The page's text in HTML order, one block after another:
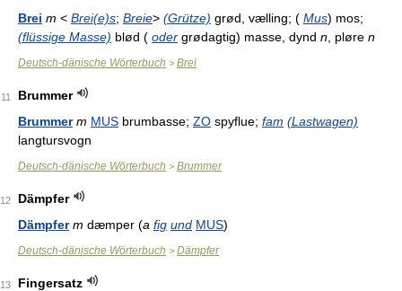
Brei m < Brei(e)s; Breie> (Grütze) grød, vælling; ( Mus) mos;
(flüssige Masse) blød ( oder grødagtig) masse, dynd n , pløre n
Deutsch-dänische Wörterbuch > Brei
11
Brummer
Brummer m MUS brumbasse; ZO spyflue; fam (Lastwagen)
langtursvogn
Deutsch-dänische Wörterbuch > Brummer
12
Dämpfer
Dämpfer m dæmper (a fig und MUS)
Deutsch-dänische Wörterbuch > Dämpfer
13
Fingersatz